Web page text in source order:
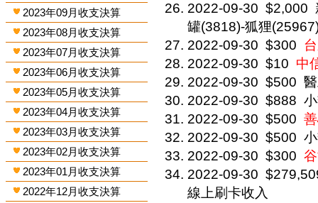
2023年09月收支決算
2023年08月收支決算
2023年07月收支決算
2023年06月收支決算
2023年05月收支決算
2023年04月收支決算
2023年03月收支決算
2023年02月收支決算
2023年01月收支決算
2022年12月收支決算
2022-09-30 $2,000
罐(3818)-狐狸
2022-09-30 $300
2022-09-30 $10 中
2022-09-30 $500
2022-09-30 $888
2022-09-30 $500
2022-09-30 $500
2022-09-30 $300
2022-09-30
線上刷卡收入